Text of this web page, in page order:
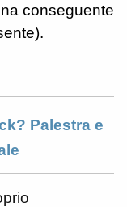
conseguente
Palestra e